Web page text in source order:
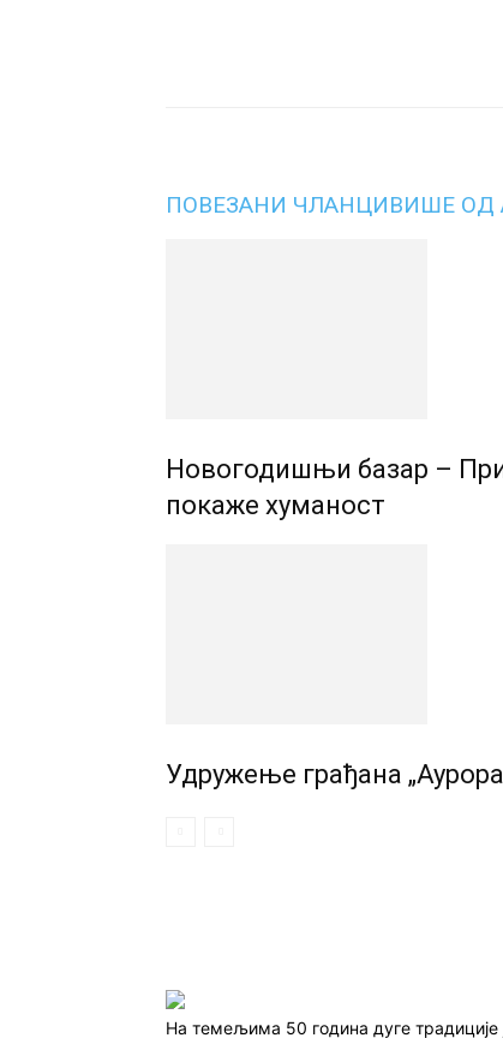
ПОВЕЗАНИ ЧЛАНЦИВИШЕ ОД
Новогодишњи базар –
покаже хуманост
Удружењe грађана
На темељима 50 година дуге